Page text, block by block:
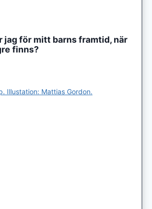
jag för mitt barns framtid, när
finns?